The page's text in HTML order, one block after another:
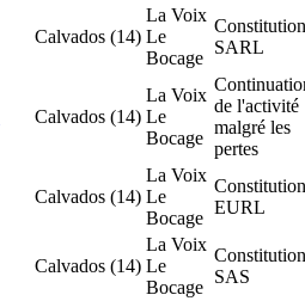
Calvados (14)
La Voix
Le
Bocage
Constitution
SARL
Calvados (14)
La Voix
Le
Bocage
de l'activité
malgré les
pertes
Calvados (14)
La Voix
Le
Bocage
Constitution
EURL
Calvados (14)
La Voix
Le
Bocage
Constitution
SAS